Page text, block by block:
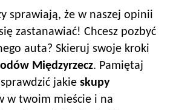
sprawiają, że w naszej opinii
zastanawiać! Chcesz pozbyć
auta? Skieruj swoje kroki
Międzyrzecz. Pamiętaj
jakie skupy
w twoim mieście i na